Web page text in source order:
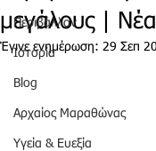
Περιβάλλον
Ιστορία
Blog
Αρχαίος Μαραθώνας
Υγεία & Ευεξία
μεγάλους |
Έγινε ενημέρωση: 29 Σεπ